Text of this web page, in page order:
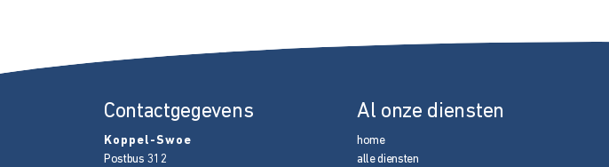
Contactgegevens
Koppel-Swoe
Postbus 312
Al onze diensten
home
alle diensten